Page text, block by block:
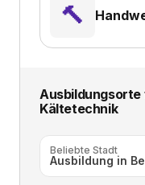
🔨
Ausbildungsorte
Kältetechnik
Beliebte Stadt
Ausbildung in